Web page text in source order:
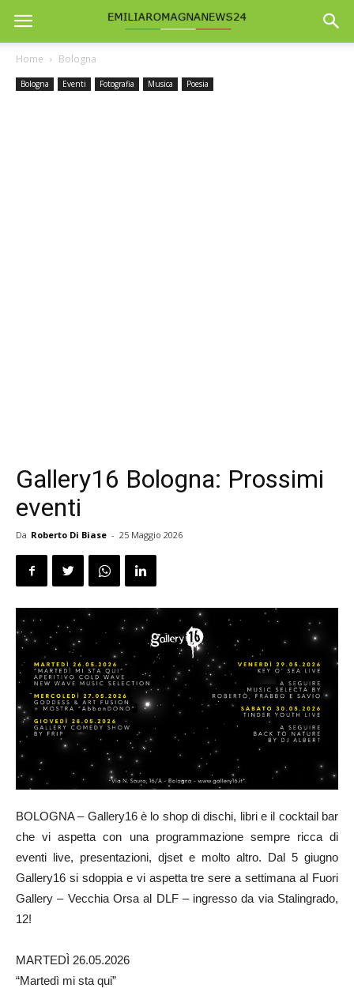
Home Bologna
Bologna Eventi Fotografia Musica Poesia
Gallery16 Bologna: Prossimi
eventi
Da Roberto Di Biase - 25 Maggio 2026
BOLOGNA – Gallery16 è lo shop di dischi, libri e il cocktail bar
che vi aspetta con una programmazione sempre ricca di
eventi live, presentazioni, djset e molto altro. Dal 5 giugno
Gallery16 si sdoppia e vi aspetta tre sere a settimana al Fuori
Gallery – Vecchia Orsa al DLF – ingresso da via Stalingrado,
12!
MARTEDÌ 26.05.2026
“Martedì mi sta qui”